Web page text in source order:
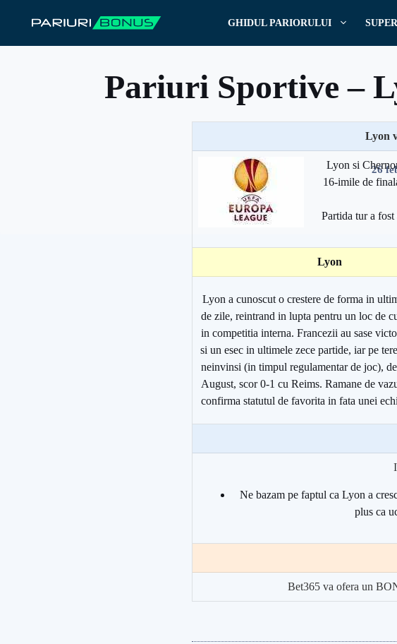
GHIDUL PARIORULUI
Pariuri Sportive –
26
Lyon
Lyon si
16-imile de
Partida tur a
Lyon
Lyon a cunoscut o crestere de forma in
de zile, reintrand in lupta pentru un loc de
in competitia interna. Francezii au sase
si un esec in ultimele zece partide, iar pe
neinvinsi (in timpul regulamentar de joc),
August, scor 0-1 cu Reims. Ramane de
confirma statutul de favorita in fata unei
Ne bazam pe faptul ca Lyon a
plus ca
Bet365 va ofera un